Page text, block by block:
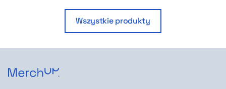
Wszystkie produkty